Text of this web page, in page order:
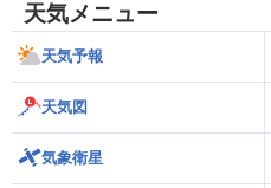
天気メニュー
天気予報
天気図
気象衛星